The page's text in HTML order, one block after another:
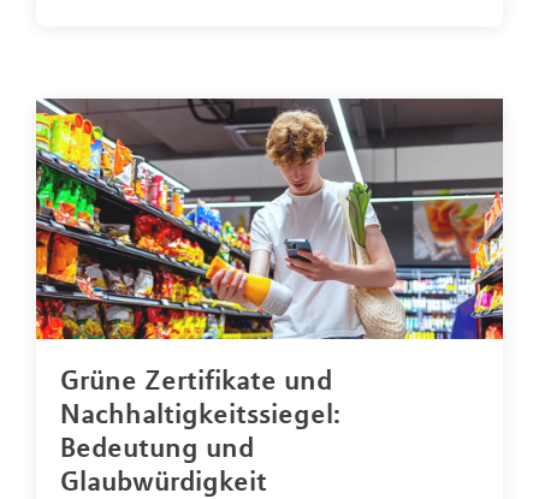
Grüne Zertifikate und
Nachhaltigkeitssiegel:
Bedeutung und
Glaubwürdigkeit